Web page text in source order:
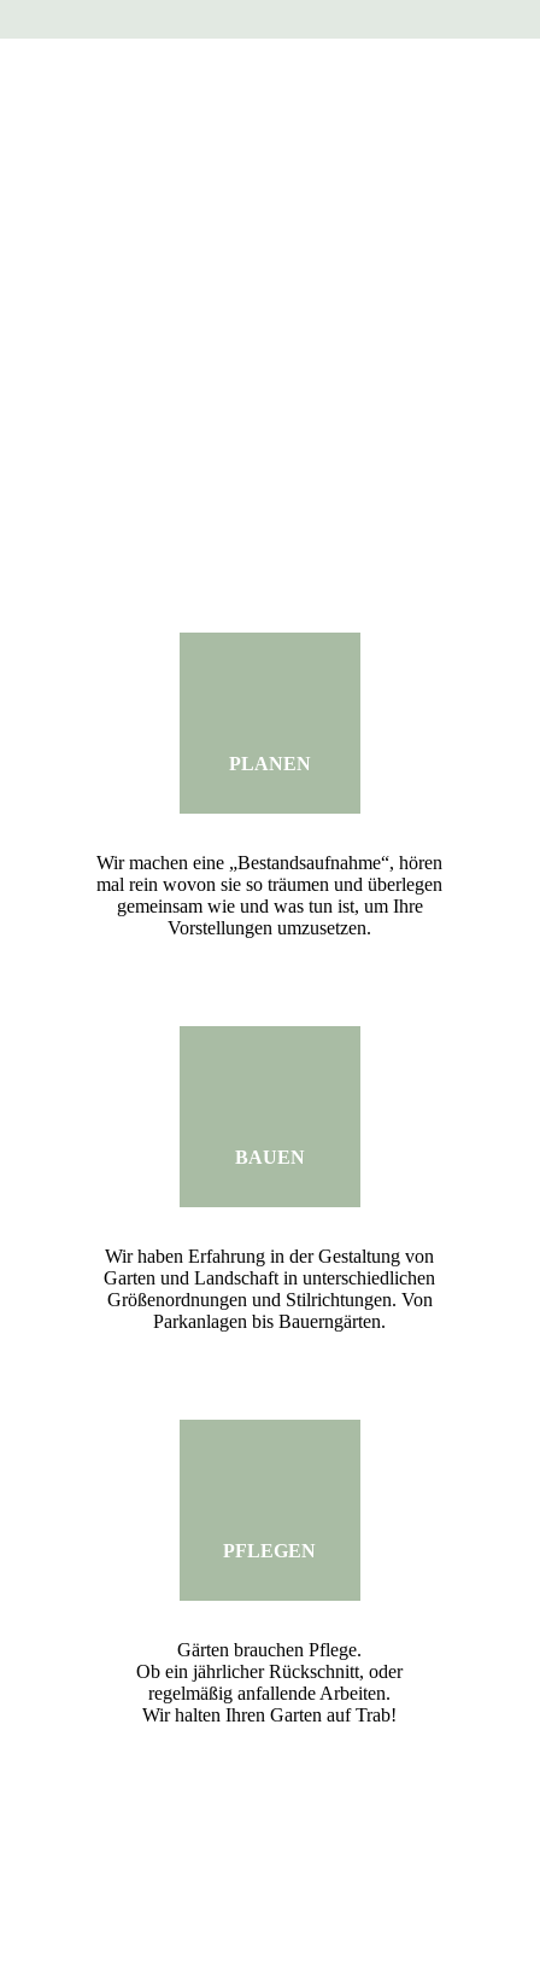
PLANEN
Wir machen eine „Bestandsaufnahme“, hören
mal rein wovon sie so träumen und überlegen
gemeinsam wie und was tun ist, um Ihre
Vorstellungen umzusetzen.
BAUEN
Wir haben Erfahrung in der Gestaltung von
Garten und Landschaft in unterschiedlichen
Größenordnungen und Stilrichtungen. Von
Parkanlagen bis Bauerngärten.
PFLEGEN
Gärten brauchen Pflege.
Ob ein jährlicher Rückschnitt, oder
regelmäßig anfallende Arbeiten.
Wir halten Ihren Garten auf Trab!